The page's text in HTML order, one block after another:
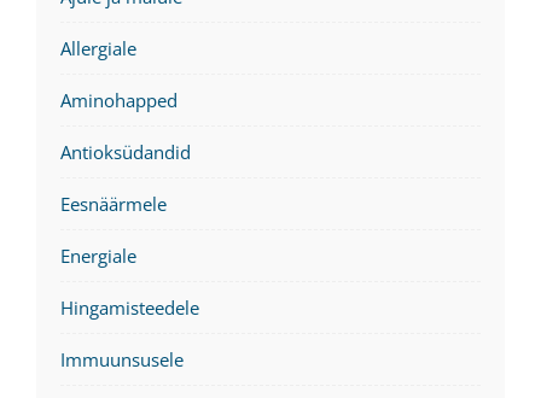
Allergiale
Aminohapped
Antioksüdandid
Eesnäärmele
Energiale
Hingamisteedele
Immuunsusele